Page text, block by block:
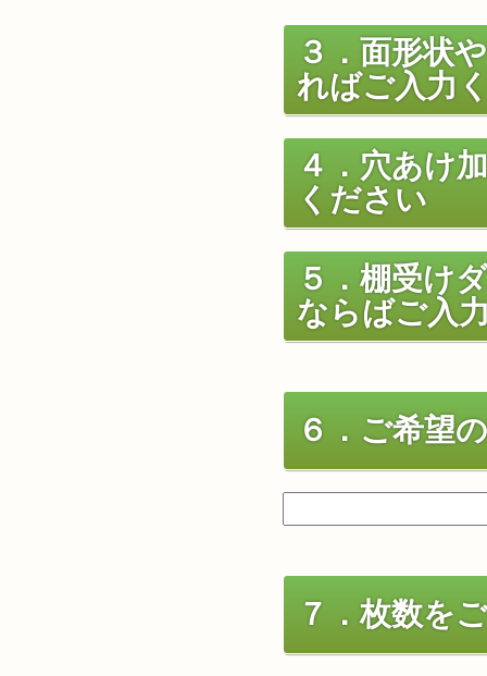
３．面形状
ればご入力
４．穴あけ
ください
５．棚受け
ならばご入
６．ご希望
７．枚数を